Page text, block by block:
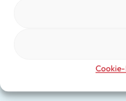
Updates